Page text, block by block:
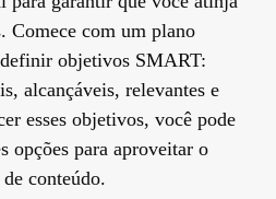
Comece com um plano
objetivos SMART:
alcançáveis, relevantes e
esses objetivos, você pode
opções para aproveitar o
conteúdo.